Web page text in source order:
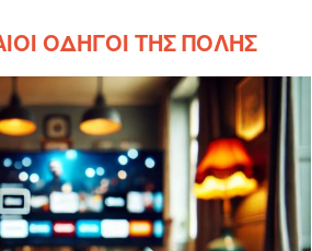
ΟΔΗΓΟΊ ΤΗΣ ΠΌΛΗΣ